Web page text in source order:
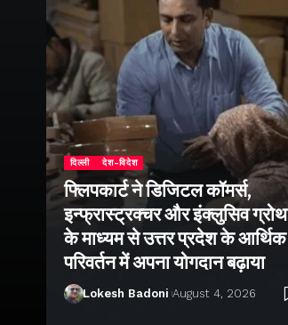
दिल्ली देश-विदेश
फ्लिपकार्ट ने डिजिटल कॉमर्स,
इन्फ्रास्ट्रक्चर और इंक्लुसिव ग्रोथ
के माध्यम से उत्तर प्रदेश के आर्थिक
परिवर्तन में अपना योगदान बढ़ाया
Lokesh Badoni August 4, 2026